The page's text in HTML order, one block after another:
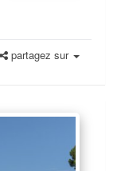
partagez sur